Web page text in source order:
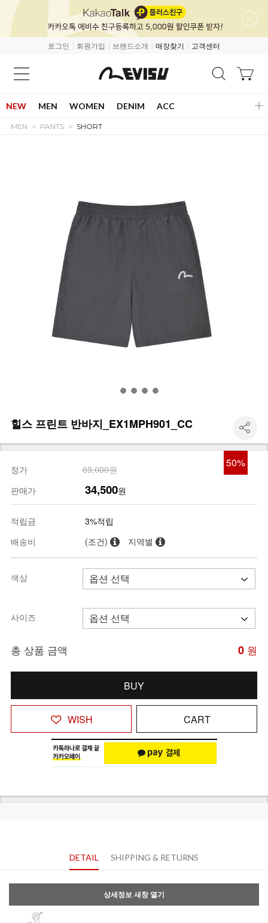
로그인 회원가입 브랜드소개 매장찾기 고객센터
NEW MEN WOMEN DENIM ACC
MEN PANTS SHORT
힐스 프린트 반바지_EX1MPH901_CC
50%
정가
69,000원
판매가
34,500원
적립금
3%적립
배송비
(조건) 지역별
색상
사이즈
총 상품 금액 0 원
BUY
WISH CART
DETAIL SHIPPING & RETURNS
상세정보 새창 열기